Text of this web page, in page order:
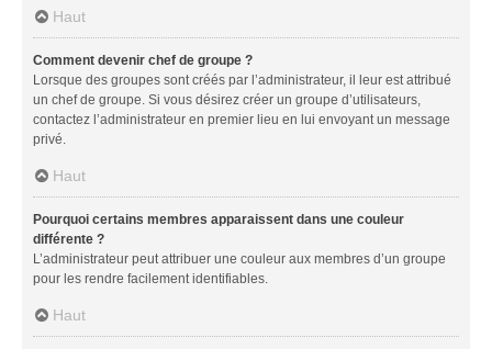
Haut
Comment devenir chef de groupe ?
Lorsque des groupes sont créés par l’administrateur, il leur est attribué
un chef de groupe. Si vous désirez créer un groupe d’utilisateurs,
contactez l’administrateur en premier lieu en lui envoyant un message
privé.
Haut
Pourquoi certains membres apparaissent dans une couleur
différente ?
L’administrateur peut attribuer une couleur aux membres d’un groupe
pour les rendre facilement identifiables.
Haut